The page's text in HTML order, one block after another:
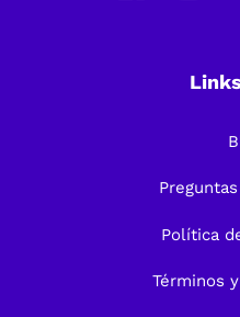
Política
Términos